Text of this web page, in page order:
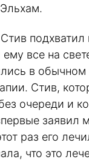
ему все на
в обычном
Стив,
очереди и
заявил
раз его
что это